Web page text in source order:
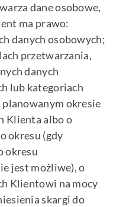
dane osobowe,
ma prawo:
danych osobowych;
przetwarzania,
danych
lub kategoriach
okresie
Klienta albo o
okresu (gdy
okresu
jest możliwe), o
Klientowi na mocy
skargi do